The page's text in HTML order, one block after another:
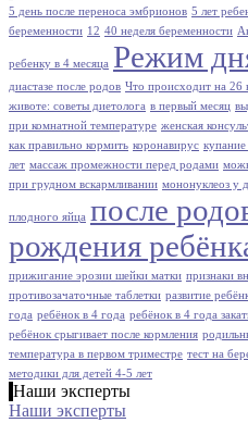
5 день после переноса эмбрионов 5 лет
беременности 12 40 неделя беременности
ребенку в 4 месяца Режим
диастазе после родов Что происходит на 26
животе: советы диетолога в первый месяц
при комнатной температуре женская
как правильно кормить коронавирус купание
лет массаж промежности перед родами
при грудном вскармливании мононуклеоз у
плодного яйца после
рождения
прижигание эрозии шейки матки признаки
противозачаточные таблетки развитие
года ребёнок в 4 года ребёнок в 4 года
ребёнок срыгивает после кормления
температура в первом триместре тест на
методики для детей 4-5 лет
Наши эксперты
Наши эксперты